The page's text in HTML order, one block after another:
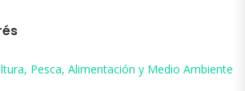
Pesca, Alimentación y Medio Ambiente